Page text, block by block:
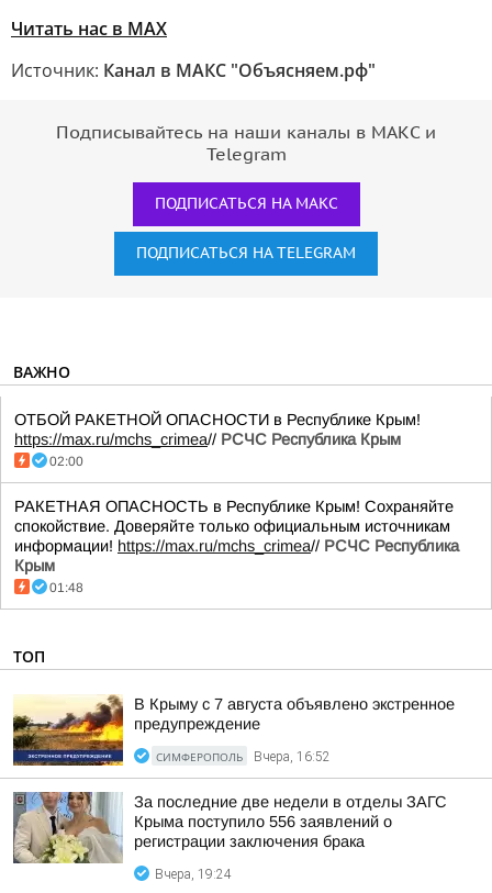
Читать нас в MAX
Источник: Канал в МАКС "Объясняем.рф"
Подписывайтесь на наши каналы в МАКС и
Telegram
ПОДПИСАТЬСЯ НА МАКС
ПОДПИСАТЬСЯ НА TELEGRAM
ВАЖНО
ОТБОЙ РАКЕТНОЙ ОПАСНОСТИ в Республике Крым!
https://max.ru/mchs_crimea// РСЧС Республика Крым
02:00
РАКЕТНАЯ ОПАСНОСТЬ в Республике Крым! Сохраняйте
спокойствие. Доверяйте только официальным источникам
информации! https://max.ru/mchs_crimea// РСЧС Республика
Крым
01:48
ТОП
В Крыму с 7 августа объявлено экстренное
предупреждение
СИМФЕРОПОЛЬ Вчера, 16:52
За последние две недели в отделы ЗАГС
Крыма поступило 556 заявлений о
регистрации заключения брака
Вчера, 19:24